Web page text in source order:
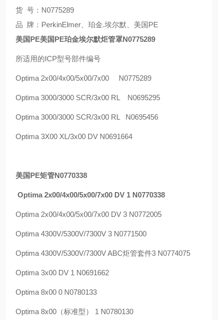
货 号：N0775289
品 牌：PerkinElmer、珀金.埃尔默、美国PE
美国PE美国PE珀金埃尔默炬管罩N0775289
所适用的ICP型号部件编号
Optima 2x00/4x00/5x00/7x00 N0775289
Optima 3000/3000 SCR/3x00 RL N0695295
Optima 3000/3000 SCR/3x00 RL N0695456
Optima 3X00 XL/3x00 DV N0691664
美国PE矩管N0770338
Optima 2x00/4x00/5x00/7x00 DV 1 N0770338
Optima 2x00/4x00/5x00/7x00 DV 3 N0772005
Optima 4300V/5300V/7300V 3 N0771500
Optima 4300V/5300V/7300V ABC炬管套件3 N0774075
Optima 3x00 DV 1 N0691662
Optima 8x00 0 N0780133
Optima 8x00 （标准型） 1 N0780130